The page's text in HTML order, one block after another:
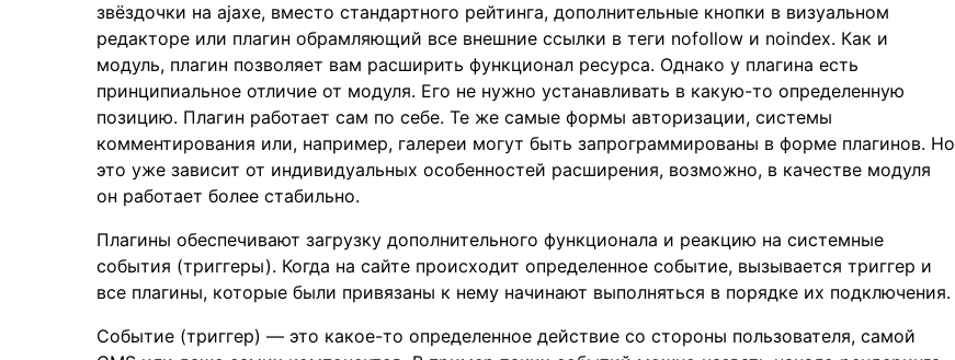
звёздочки на ajaxe, вместо стандартного рейтинга, дополнительные кнопки в визуальном
редакторе или плагин обрамляющий все внешние ссылки в теги nofollow и noindex. Как и
модуль, плагин позволяет вам расширить функционал ресурса. Однако у плагина есть
принципиальное отличие от модуля. Его не нужно устанавливать в какую-то определенную
позицию. Плагин работает сам по себе. Те же самые формы авторизации, системы
комментирования или, например, галереи могут быть запрограммированы в форме плагинов. Но
это уже зависит от индивидуальных особенностей расширения, возможно, в качестве модуля
он работает более стабильно.
Плагины обеспечивают загрузку дополнительного функционала и реакцию на системные
события (триггеры). Когда на сайте происходит определенное событие, вызывается триггер и
все плагины, которые были привязаны к нему начинают выполняться в порядке их подключения.
Событие (триггер) — это какое-то определенное действие со стороны пользователя, самой